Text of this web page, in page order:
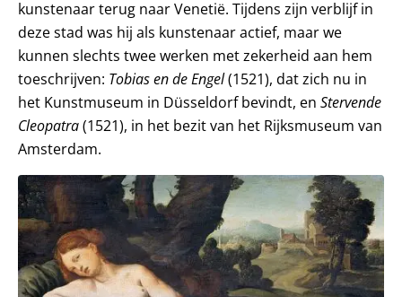
kunstenaar terug naar Venetië. Tijdens zijn verblijf in
deze stad was hij als kunstenaar actief, maar we
kunnen slechts twee werken met zekerheid aan hem
toeschrijven: Tobias en de Engel(1521), dat zich nu in
het Kunstmuseum in Düsseldorf bevindt, en Stervende
Cleopatra(1521), in het bezit van het Rijksmuseum van
Amsterdam.